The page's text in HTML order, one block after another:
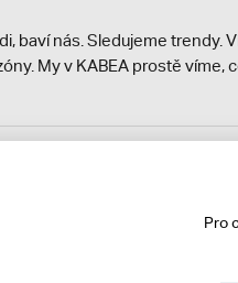
baví nás. Sledujeme trendy.
My v KABEA prostě víme,
přijatou tržbu u
Pro